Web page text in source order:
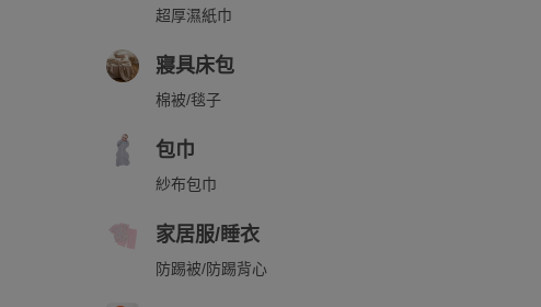
超厚濕紙巾
寢具床包
棉被/毯子
包巾
紗布包巾
家居服/睡衣
防踢被/防踢背心